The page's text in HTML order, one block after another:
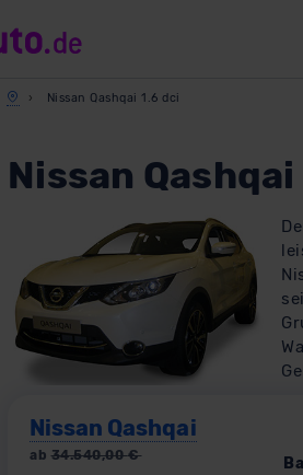
Nissan Qashqai 1.6 dci
Nissan
Nissan Qashqai
ab 34.540,00€